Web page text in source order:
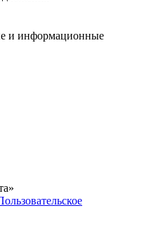
и информационные